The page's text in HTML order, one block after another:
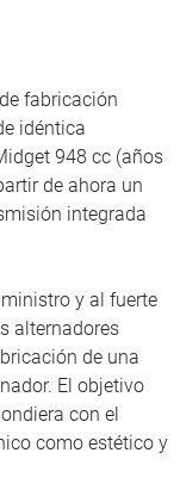
fabricación
idéntica
948 cc (años
de ahora un
integrada
y al fuerte
alternadores
de una
El objetivo
con el
como estético y